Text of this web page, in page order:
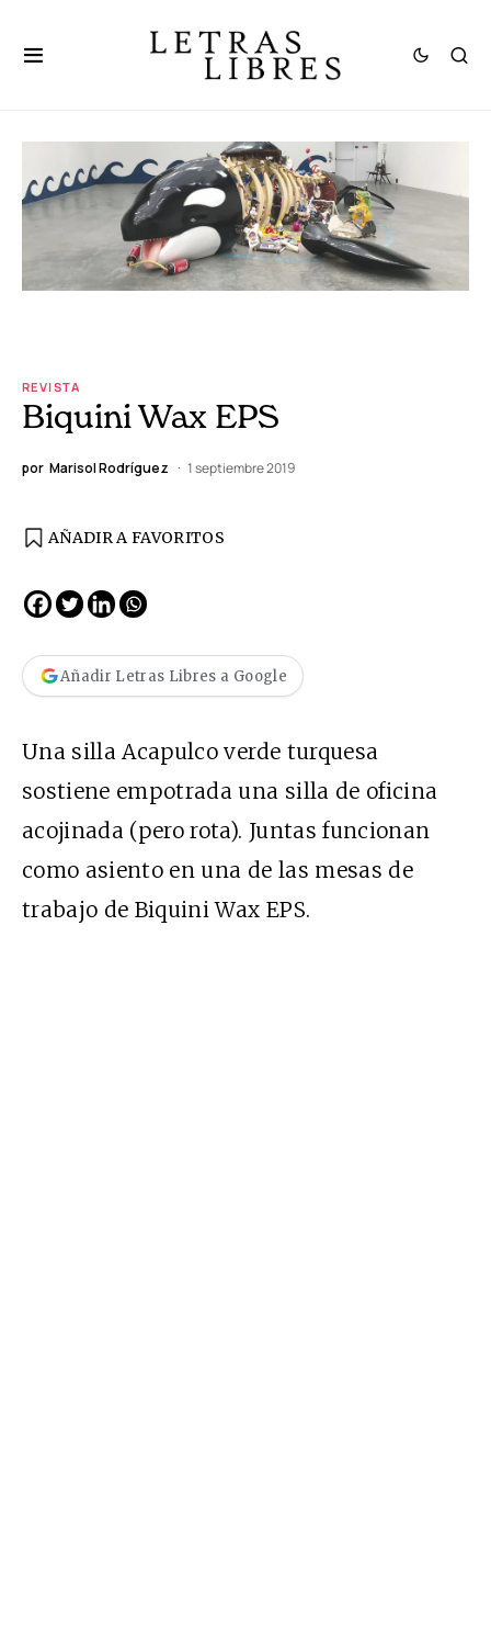
REVISTA
Biquini Wax EPS
por Marisol Rodríguez 1 septiembre 2019
AÑADIR A FAVORITOS
Añadir Letras Libres a Google
Una silla Acapulco verde turquesa
sostiene empotrada una silla de oficina
acojinada (pero rota). Juntas funcionan
como asiento en una de las mesas de
trabajo de Biquini Wax EPS.